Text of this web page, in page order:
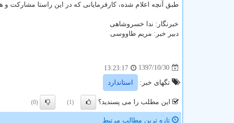
طبق آنچه اعلام شده، كارفرمایانی كه در این راستا مشاركت و
خبرنگار: ندا خسروشاهی
دبیر خبر: مریم طاووسی
1397/10/30
13:23:17
تگهای خبر: استاندارد
این مطلب را می پسندید؟ (1)
(0)
تازه ترین مطالب مرتبط